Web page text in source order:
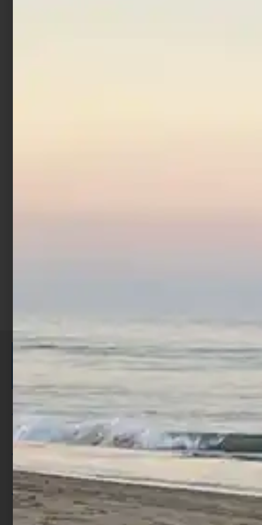
ISCRIVITI E RICEVI 3,50€ DI
SCONTO >
Per ogni acquisto accumuli ulteriori
punti;
Utilizza i punti per ricevere uno
sconto;
I punti sono indicati nella pagina
prodotto;